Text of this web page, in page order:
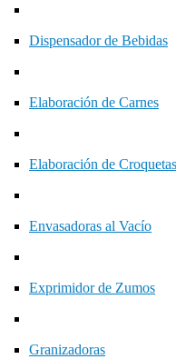
Dispensador de Bebidas
Elaboración de Carnes
Elaboración de Croquetas
Envasadoras al Vacío
Exprimidor de Zumos
Granizadoras